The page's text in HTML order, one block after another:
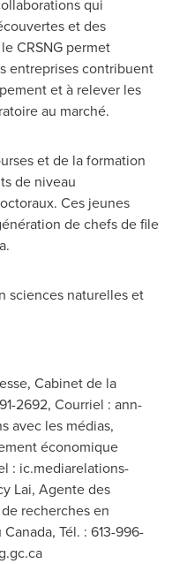
qui
et des
CRSNG permet
entreprises contribuent
et à relever les
au marché.
et de la formation
de niveau
Ces jeunes
de chefs de file
.
sciences naturelles et
Cabinet de la
2692, Courriel : ann-
avec les médias,
économique
: ic.mediarelations-
Lai, Agente des
recherches en
Tél. : 613-996-